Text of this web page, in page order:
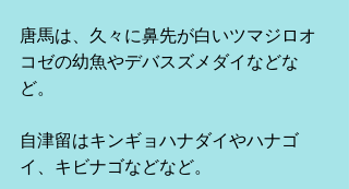
唐馬は、久々に鼻先が白いツマジロオ
コゼの幼魚やデバスズメダイなどな
ど。
自津留はキンギョハナダイやハナゴ
イ、キビナゴなどなど。